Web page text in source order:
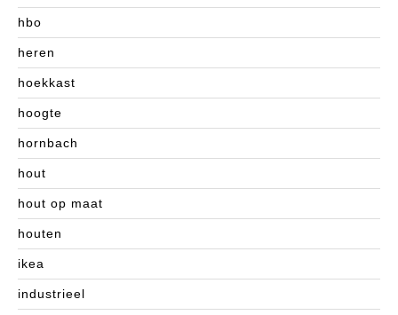
hbo
heren
hoekkast
hoogte
hornbach
hout
hout op maat
houten
ikea
industrieel